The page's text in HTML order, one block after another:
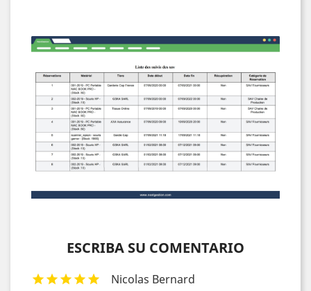
ESCRIBA SU COMENTARIO
Nicolas Bernard